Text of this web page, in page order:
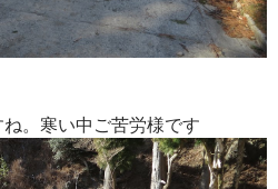
。寒い中ご苦労様です